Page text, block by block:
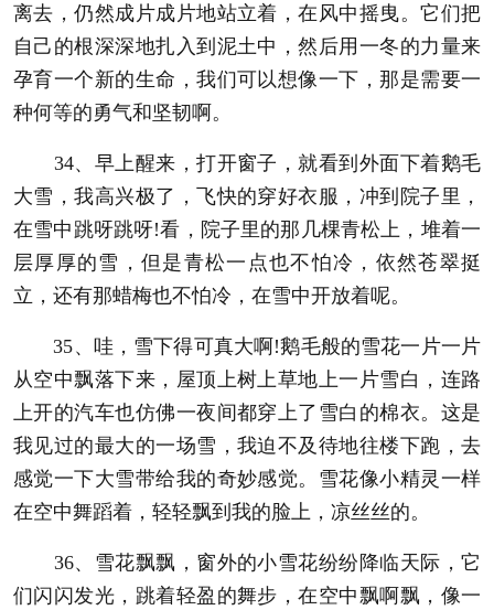
离去，仍然成片成片地站立着，在风中摇曳。它们把
自己的根深深地扎入到泥土中，然后用一冬的力量来
孕育一个新的生命，我们可以想像一下，那是需要一
种何等的勇气和坚韧啊。
34、早上醒来，打开窗子，就看到外面下着鹅毛
大雪，我高兴极了，飞快的穿好衣服，冲到院子里，
在雪中跳呀跳呀!看，院子里的那几棵青松上，堆着一
层厚厚的雪，但是青松一点也不怕冷，依然苍翠挺
立，还有那蜡梅也不怕冷，在雪中开放着呢。
35、哇，雪下得可真大啊!鹅毛般的雪花一片一片
从空中飘落下来，屋顶上树上草地上一片雪白，连路
上开的汽车也仿佛一夜间都穿上了雪白的棉衣。这是
我见过的最大的一场雪，我迫不及待地往楼下跑，去
感觉一下大雪带给我的奇妙感觉。雪花像小精灵一样
在空中舞蹈着，轻轻飘到我的脸上，凉丝丝的。
36、雪花飘飘，窗外的小雪花纷纷降临天际，它
们闪闪发光，跳着轻盈的舞步，在空中飘啊飘，像一